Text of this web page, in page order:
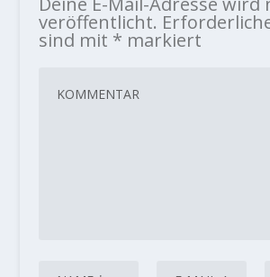
veröffentlicht.
sind mit * markiert